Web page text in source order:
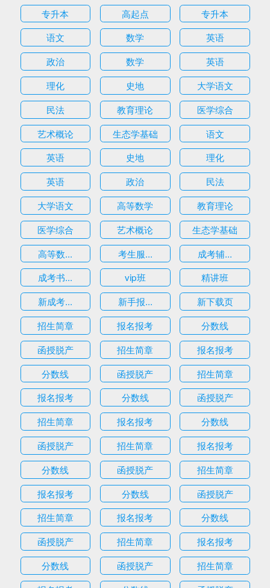
专升本
高起点
专升本
语文
数学
英语
政治
数学
英语
理化
史地
大学语文
民法
教育理论
医学综合
艺术概论
生态学基础
语文
英语
史地
理化
英语
政治
民法
大学语文
高等数学
教育理论
医学综合
艺术概论
生态学基础
高等数...
考生服...
成考辅...
成考书...
vip班
精讲班
新成考...
新手报...
新下载页
招生简章
报名报考
分数线
函授脱产
招生简章
报名报考
分数线
函授脱产
招生简章
报名报考
分数线
函授脱产
招生简章
报名报考
分数线
函授脱产
招生简章
报名报考
分数线
函授脱产
招生简章
报名报考
分数线
函授脱产
招生简章
报名报考
分数线
函授脱产
招生简章
报名报考
分数线
函授脱产
招生简章